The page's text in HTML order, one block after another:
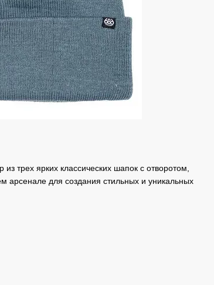
трех ярких классических шапок с отворотом,
арсенале для создания стильных и уникальных